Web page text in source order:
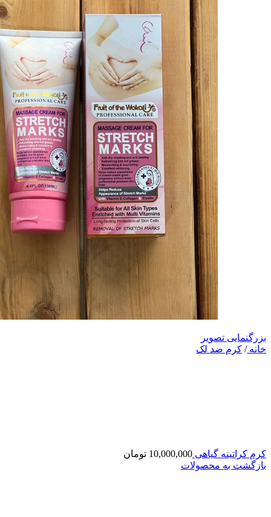
بزرگنمایی تصویر
خانه/ کرم ضد لک
کرم کراتینه گیاهی 10,000,000 تومان
بازگشت به محصولات